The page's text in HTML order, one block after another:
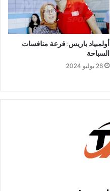
أولمبياد باريس: قرعة منافسات
السباحة
26 يوليو 2024